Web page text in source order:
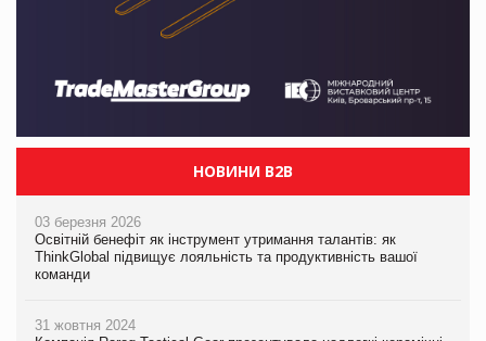
НОВИНИ B2B
03 березня 2026
Освітній бенефіт як інструмент утримання талантів: як
ThinkGlobal підвищує лояльність та продуктивність вашої
команди
31 жовтня 2024